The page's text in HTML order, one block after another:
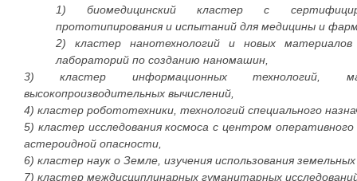
1) биомедицинский кластер с
прототипирования и испытаний для медицины и
2) кластер нанотехнологий и новых
лабораторий по созданию наномашин,
3) кластер информационных технологий,
высокопроизводительных вычислений,
4) кластер робототехники, технологий специального
5) кластер исследования космоса с центром
астероидной опасности,
6) кластер наук о Земле, изучения использования
7) кластер междисциплинарных гуманитарных